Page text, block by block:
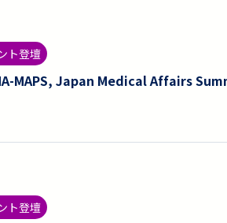
ト登壇
MAPS, Japan Medical Affairs
ト登壇